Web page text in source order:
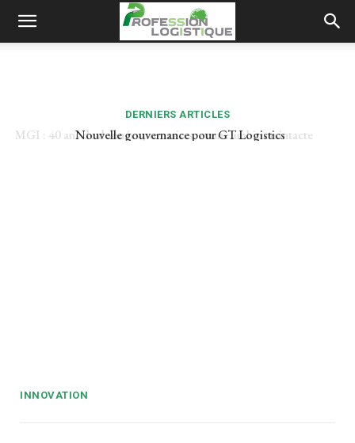
DERNIERS ARTICLES
Nouvelle gouvernance pour GT Logistics
INNOVATION